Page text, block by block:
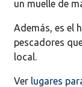
un muelle de
Además, es el
pescadores
local.
Ver lugares